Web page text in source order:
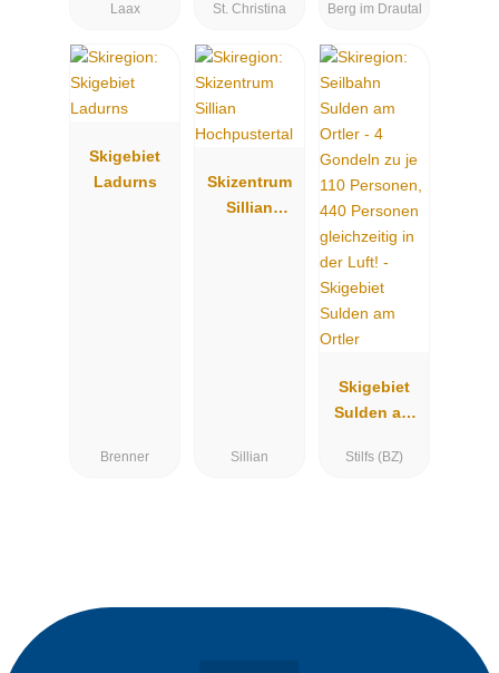
Laax
Gardena/Grö
Christina -
St. Ulrich -
Wolkenstein
St. Christina Berg im Drautal
Skigebiet
Ladurns
Brenner
Skizentrum
Sillian
Sillian
Skigebiet
Sulden am
Stilfs (BZ)